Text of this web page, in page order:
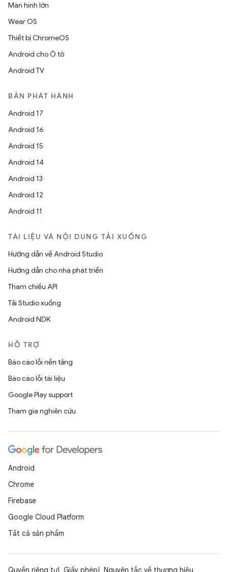
Màn hình lớn
Wear OS
Thiết bị ChromeOS
Android cho Ô tô
Android TV
BẢN PHÁT HÀNH
Android 17
Android 16
Android 15
Android 14
Android 13
Android 12
Android 11
TÀI LIỆU VÀ NỘI DUNG TẢI XUỐNG
Hướng dẫn về Android Studio
Hướng dẫn cho nhà phát triển
Tham chiếu API
Tải Studio xuống
Android NDK
HỖ TRỢ
Báo cáo lỗi nền tảng
Báo cáo lỗi tài liệu
Google Play support
Tham gia nghiên cứu
Android
Chrome
Firebase
Google Cloud Platform
Tất cả sản phẩm
Quyền riêng tư Giấy phép Nguyên tắc về thương hiệu